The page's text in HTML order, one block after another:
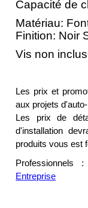
Capacité de
Matériau:
Finition: Noir
Vis non
Les prix et
aux projets
Les prix de
d'installation
produits vous est
Professionnels
Entreprise